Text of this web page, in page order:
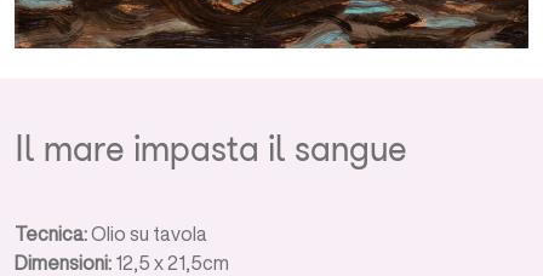
Il mare impasta il sangue
Tecnica:Olio su tavola
Dimensioni: 12,5 x 21,5cm